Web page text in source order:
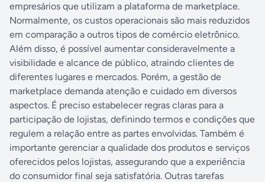
empresários que utilizam a plataforma de marketplace.
Normalmente, os custos operacionais são mais reduzidos
em comparação a outros tipos de comércio eletrônico.
Além disso, é possível aumentar consideravelmente a
visibilidade e alcance de público, atraindo clientes de
diferentes lugares e mercados. Porém, a gestão de
marketplace demanda atenção e cuidado em diversos
aspectos. É preciso estabelecer regras claras para a
participação de lojistas, definindo termos e condições que
regulem a relação entre as partes envolvidas. Também é
importante gerenciar a qualidade dos produtos e serviços
oferecidos pelos lojistas, assegurando que a experiência
do consumidor final seja satisfatória. Outras tarefas